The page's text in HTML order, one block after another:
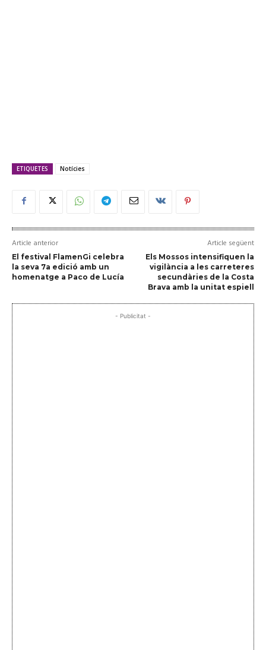
ETIQUETES Notícies
Article anterior
El festival FlamenGi celebra
la seva 7a edició amb un
homenatge a Paco de Lucía
Article següent
Els Mossos intensifiquen la
vigilància a les carreteres
secundàries de la Costa
Brava amb la unitat espiell
- Publicitat -